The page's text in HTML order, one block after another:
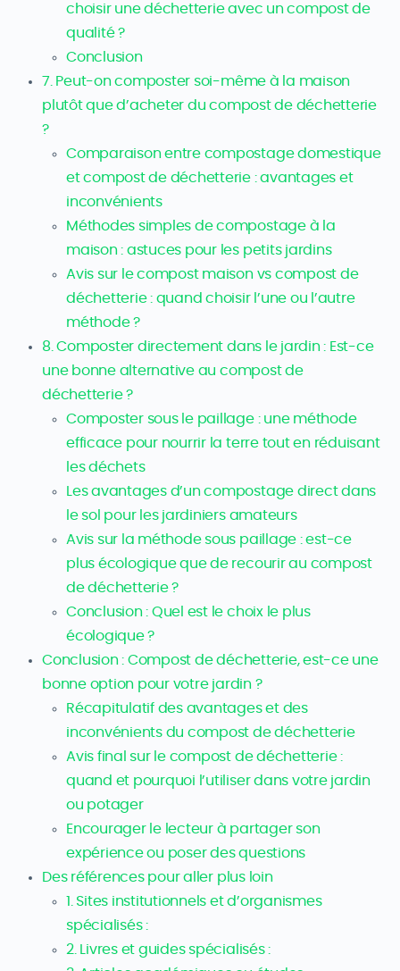
choisir une déchetterie avec un compost de
qualité ?
Conclusion
7. Peut-on composter soi-même à la maison
plutôt que d’acheter du compost de déchetterie
?
Comparaison entre compostage domestique
et compost de déchetterie : avantages et
inconvénients
Méthodes simples de compostage à la
maison : astuces pour les petits jardins
Avis sur le compost maison vs compost de
déchetterie : quand choisir l’une ou l’autre
méthode ?
8. Composter directement dans le jardin : Est-ce
une bonne alternative au compost de
déchetterie ?
Composter sous le paillage : une méthode
efficace pour nourrir la terre tout en réduisant
les déchets
Les avantages d’un compostage direct dans
le sol pour les jardiniers amateurs
Avis sur la méthode sous paillage : est-ce
plus écologique que de recourir au compost
de déchetterie ?
Conclusion : Quel est le choix le plus
écologique ?
Conclusion : Compost de déchetterie, est-ce une
bonne option pour votre jardin ?
Récapitulatif des avantages et des
inconvénients du compost de déchetterie
Avis final sur le compost de déchetterie :
quand et pourquoi l’utiliser dans votre jardin
ou potager
Encourager le lecteur à partager son
expérience ou poser des questions
Des références pour aller plus loin
1. Sites institutionnels et d’organismes
spécialisés :
2. Livres et guides spécialisés :